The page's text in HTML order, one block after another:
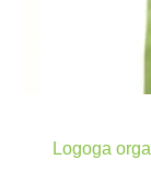
Logoga